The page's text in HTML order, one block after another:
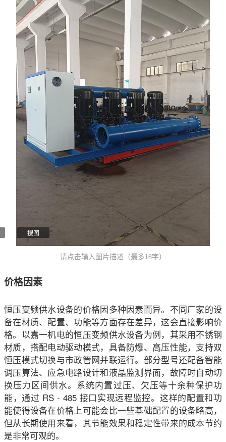
搜图
请点击输入图片描述（最多18字）
价格因素
恒压变频供水设备的价格因多种因素而异。不同厂家的设
备在材质、配置、功能等方面存在差异，这会直接影响价
格。以嘉一机电的恒压变频供水设备为例，其采用不锈钢
材质，搭配电动驱动模式，具备防爆、高压性能，支持双
恒压模式切换与市政管网并联运行。部分型号还配备智能
调压算法、应急电路设计和液晶监测界面，故障时自动切
换压力区间供水。系统内置过压、欠压等十余种保护功
能，通过 RS - 485 接口实现远程监控。这样的配置和功
能使得设备在价格上可能会比一些基础配置的设备略高，
但从长期使用来看，其节能效果和稳定性带来的成本节约
是非常可观的。